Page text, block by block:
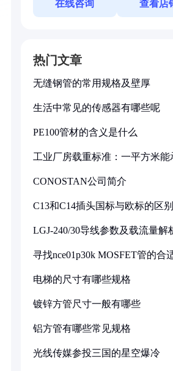
在线咨询 查看店
热门文章
无缝钢管的常用规格及壁厚
生活中常见的传感器有哪些呢
PE100管材的含义是什么
工业厂房载重标准：一平方米能
CONOSTAN公司简介
C13和C14插头国标与欧标的区
LGJ-240/30导线参数及载流量解
寻找nce01p30k MOSFET管的合
电梯的尺寸有哪些规格
镀锌方管尺寸一般有哪些
铝方管有哪些常见规格
光线传媒参投三国的星空爆冷